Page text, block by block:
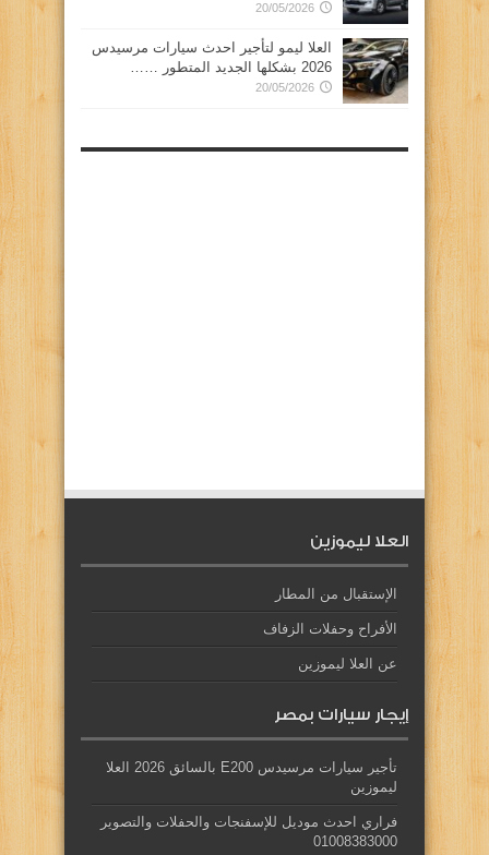
20/05/2026
العلا ليمو لتأجير احدث سيارات مرسيدس
2026 بشكلها الجديد المتطور ……
20/05/2026
العلا ليموزين
الإستقبال من المطار
الأفراح وحفلات الزفاف
عن العلا ليموزين
إيجار سيارات بمصر
تأجير سيارات مرسيدس E200 بالسائق 2026 العلا
ليموزين
فراري احدث موديل للإسفنجات والحفلات والتصوير
01008383000